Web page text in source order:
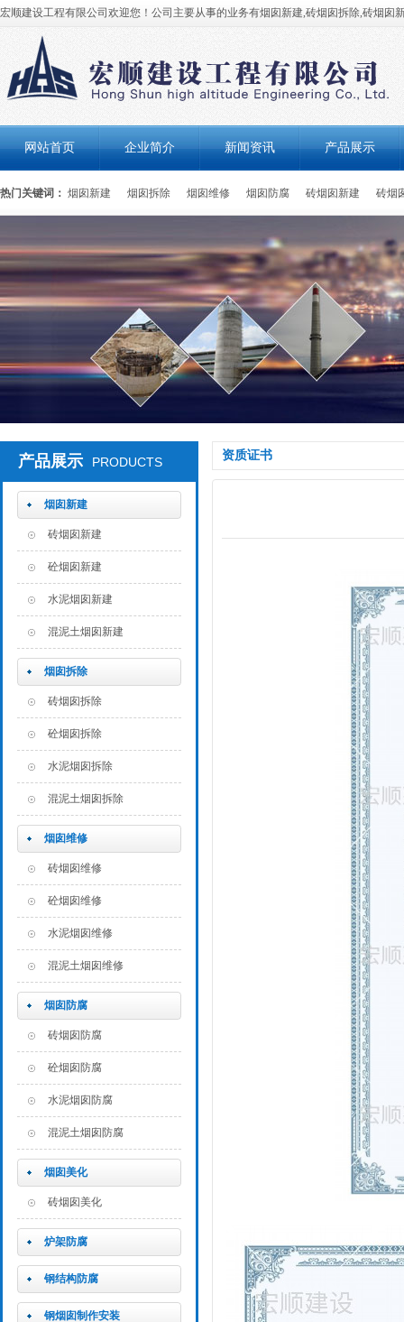
宏顺建设工程有限公司欢迎您！公司主要从事的业务有烟囱新建,砖烟囱拆除,砖烟囱
网站首页 企业简介 新闻资讯 产品展示
热门关键词： 烟囱新建 烟囱拆除 烟囱维修 烟囱防腐 砖烟囱新建 砖烟
产品展示 PRODUCTS
烟囱新建
砖烟囱新建
砼烟囱新建
水泥烟囱新建
混泥土烟囱新建
烟囱拆除
砖烟囱拆除
砼烟囱拆除
水泥烟囱拆除
混泥土烟囱拆除
烟囱维修
砖烟囱维修
砼烟囱维修
水泥烟囱维修
混泥土烟囱维修
烟囱防腐
砖烟囱防腐
砼烟囱防腐
水泥烟囱防腐
混泥土烟囱防腐
烟囱美化
砖烟囱美化
炉架防腐
钢结构防腐
钢烟囱制作安装
资质证书